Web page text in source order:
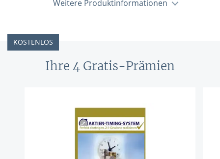
Weitere Produktinformationen
KOSTENLOS
Ihre 4 Gratis-Prämien